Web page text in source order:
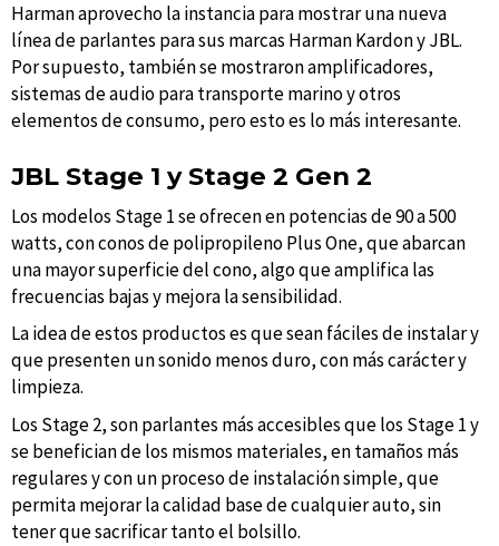
Harman aprovecho la instancia para mostrar una nueva
línea de parlantes para sus marcas Harman Kardon y JBL.
Por supuesto, también se mostraron amplificadores,
sistemas de audio para transporte marino y otros
elementos de consumo, pero esto es lo más interesante.
JBL Stage 1 y Stage 2 Gen 2
Los modelos Stage 1 se ofrecen en potencias de 90 a 500
watts, con conos de polipropileno Plus One, que abarcan
una mayor superficie del cono, algo que amplifica las
frecuencias bajas y mejora la sensibilidad.
La idea de estos productos es que sean fáciles de instalar y
que presenten un sonido menos duro, con más carácter y
limpieza.
Los Stage 2, son parlantes más accesibles que los Stage 1 y
se benefician de los mismos materiales, en tamaños más
regulares y con un proceso de instalación simple, que
permita mejorar la calidad base de cualquier auto, sin
tener que sacrificar tanto el bolsillo.